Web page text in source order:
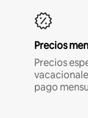
Precios
Precios
pago